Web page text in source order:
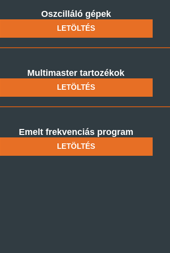
Oszcilláló gépek
LETÖLTÉS
Multimaster tartozékok
LETÖLTÉS
Emelt frekvenciás program
LETÖLTÉS